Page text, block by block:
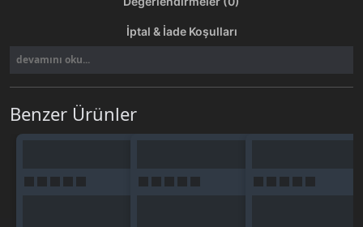
İptal & İade Koşulları
devamını oku...
Benzer Ürünler